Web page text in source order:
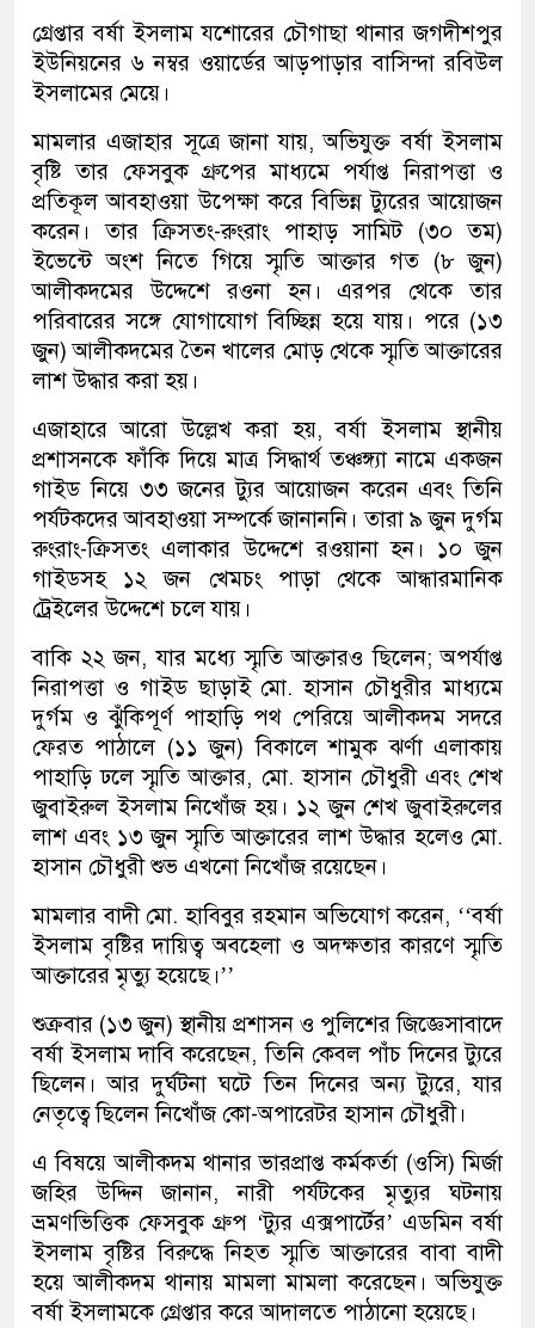
গ্রেপ্তার বর্ষা ইসলাম যশোরের চৌগাছা থানার জগদীশপুর
ইউনিয়নের ৬ নম্বর ওয়ার্ডের আড়পাড়ার বাসিন্দা রবিউল
ইসলামের মেয়ে।
মামলার এজাহার সূত্রে জানা যায়, অভিযুক্ত বর্ষা ইসলাম
বৃষ্টি তার ফেসবুক গ্রুপের মাধ্যমে পর্যাপ্ত নিরাপত্তা ও
প্রতিকূল আবহাওয়া উপেক্ষা করে বিভিন্ন ট্যুরের আয়োজন
করেন। তার ক্রিসতং-রুংরাং পাহাড় সামিট (৩০ তম)
ইভেন্টে অংশ নিতে গিয়ে স্মৃতি আক্তার গত (৮ জুন)
আলীকদমের উদ্দেশে রওনা হন। এরপর থেকে তার
পরিবারের সঙ্গে যোগাযোগ বিচ্ছিন্ন হয়ে যায়। পরে (১৩
জুন) আলীকদমের তৈন খালের মোড় থেকে স্মৃতি আক্তারের
লাশ উদ্ধার করা হয়।
এজাহারে আরো উল্লেখ করা হয়, বর্ষা ইসলাম স্থানীয়
প্রশাসনকে ফাঁকি দিয়ে মাত্র সিদ্ধার্থ তঞ্চঙ্গ্যা নামে একজন
গাইড নিয়ে ৩৩ জনের ট্যুর আয়োজন করেন এবং তিনি
পর্যটকদের আবহাওয়া সম্পর্কে জানাননি। তারা ৯ জুন দুর্গম
রুংরাং-ক্রিসতং এলাকার উদ্দেশে রওয়ানা হন। ১০ জুন
গাইডসহ ১২ জন খেমচং পাড়া থেকে আন্ধারমানিক
ট্রেইলের উদ্দেশে চলে যায়।
বাকি ২২ জন, যার মধ্যে স্মৃতি আক্তারও ছিলেন; অপর্যাপ্ত
নিরাপত্তা ও গাইড ছাড়াই মো. হাসান চৌধুরীর মাধ্যমে
দুর্গম ও ঝুঁকিপূর্ণ পাহাড়ি পথ পেরিয়ে আলীকদম সদরে
ফেরত পাঠালে (১১ জুন) বিকালে শামুক ঝর্ণা এলাকায়
পাহাড়ি ঢলে স্মৃতি আক্তার, মো. হাসান চৌধুরী এবং শেখ
জুবাইরুল ইসলাম নিখোঁজ হয়। ১২ জুন শেখ জুবাইরুলের
লাশ এবং ১৩ জুন স্মৃতি আক্তারের লাশ উদ্ধার হলেও মো.
হাসান চৌধুরী শুভ এখনো নিখোঁজ রয়েছেন।
মামলার বাদী মো. হাবিবুর রহমান অভিযোগ করেন, ‘‘বর্ষা
ইসলাম বৃষ্টির দায়িত্ব অবহেলা ও অদক্ষতার কারণে স্মৃতি
আক্তারের মৃত্যু হয়েছে।’’
শুক্রবার (১৩ জুন) স্থানীয় প্রশাসন ও পুলিশের জিজ্ঞেসাবাদে
বর্ষা ইসলাম দাবি করেছেন, তিনি কেবল পাঁচ দিনের ট্যুরে
ছিলেন। আর দুর্ঘটনা ঘটে তিন দিনের অন্য ট্যুরে, যার
নেতৃত্বে ছিলেন নিখোঁজ কো-অপারেটর হাসান চৌধুরী।
এ বিষয়ে আলীকদম থানার ভারপ্রাপ্ত কর্মকর্তা (ওসি) মির্জা
জহির উদ্দিন জানান, নারী পর্যটকের মৃত্যুর ঘটনায়
ভ্রমণভিত্তিক ফেসবুক গ্রুপ ‘ট্যুর এক্সপার্টের’ এডমিন বর্ষা
ইসলাম বৃষ্টির বিরুদ্ধে নিহত স্মৃতি আক্তারের বাবা বাদী
হয়ে আলীকদম থানায় মামলা মামলা করেছেন। অভিযুক্ত
বর্ষা ইসলামকে গ্রেপ্তার করে আদালতে পাঠানো হয়েছে।